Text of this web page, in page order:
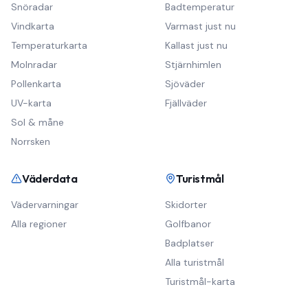
Snöradar
Vindkarta
Temperaturkarta
Molnradar
Pollenkarta
UV-karta
Sol & måne
Norrsken
Badtemperatur
Varmast just nu
Kallast just nu
Stjärnhimlen
Sjöväder
Fjällväder
Väderdata
Vädervarningar
Alla regioner
Turistmål
Skidorter
Golfbanor
Badplatser
Alla turistmål
Turistmål-karta